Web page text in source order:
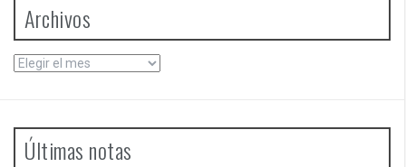
Archivos
Archivos
Últimas notas